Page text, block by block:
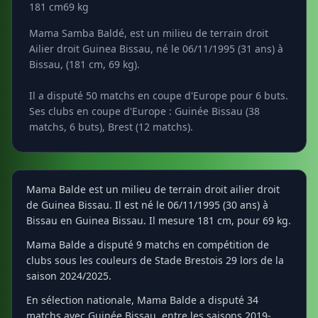
181 cm69 kg
Mama Samba Baldé, est un milieu de terrain droit
Ailier droit Guinea Bissau, né le 06/11/1995 (31 ans) à
Bissau, (181 cm, 69 kg).
Il a disputé 50 matchs en coupe d'Europe pour 6 buts.
Ses clubs en coupe d'Europe : Guinée Bissau (38
matchs, 6 buts), Brest (12 matchs).
Mama Balde est un milieu de terrain droit ailier droit
de Guinea Bissau. Il est né le 06/11/1995 (30 ans) à
Bissau en Guinea Bissau. Il mesure 181 cm, pour 69 kg.
Mama Balde a disputé 9 matchs en compétition de
clubs sous les couleurs de Stade Brestois 29 lors de la
saison 2024/2025.
En sélection nationale, Mama Balde a disputé 34